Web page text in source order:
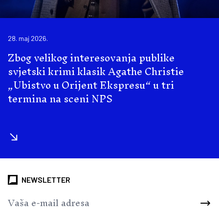
28. maj 2026.
Zbog velikog interesovanja publike
svjetski krimi klasik Agathe Christie
„Ubistvo u Orijent Ekspresu“ u tri
termina na sceni NPS
NEWSLETTER